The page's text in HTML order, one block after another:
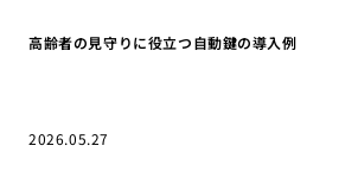
高齢者の見守りに役立つ自動鍵の導入例
2026.05.27